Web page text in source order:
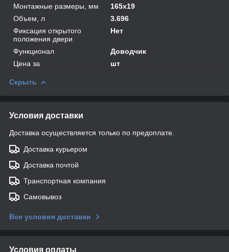
Монтажные размеры, мм
165х19
Объем, л
3.696
Фиксация открытого
положения двери
Нет
Функционал
Доводчик
Цена за
шт
Скрыть
Условия доставки
Доставка осуществляется только по предоплате.
Доставка курьером
Доставка почтой
Транспортная компания
Самовывоз
Все условия доставки
Условия оплаты